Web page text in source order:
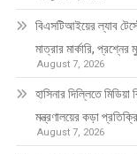
বিএসটিআইয়ের ল্যাব
মাত্রার মার্কারি,
August 7, 2026
হাসিনার দিল্লিতে
মন্ত্রণালয়ের কড়া
August 7, 2026